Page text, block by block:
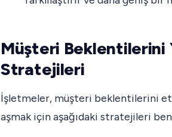
Müşteri Beklentilerini
Stratejileri
İşletmeler, müşteri beklentilerini
aşmak için aşağıdaki stratejileri